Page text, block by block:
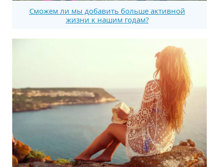
Сможем ли мы добавить больше активной
жизни к нашим годам?